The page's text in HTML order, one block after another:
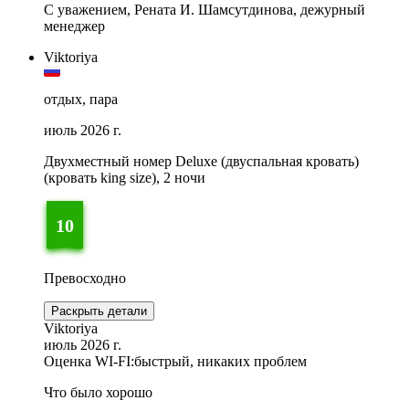
С уважением, Рената И. Шамсутдинова, дежурный
менеджер
Viktoriya
отдых, пара
июль 2026 г.
Двухместный номер Deluxe (двуспальная кровать)
(кровать king size), 2 ночи
10
Превосходно
Раскрыть детали
Viktoriya
июль 2026 г.
Оценка WI-FI:быстрый, никаких проблем
Что было хорошо